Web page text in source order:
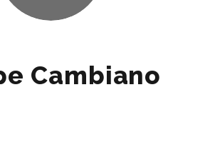
Cambiano